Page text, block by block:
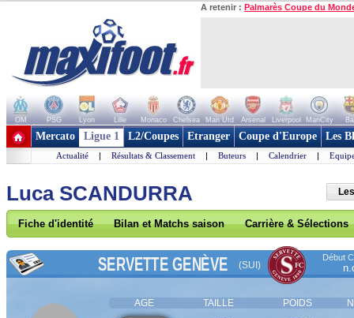
A retenir : Palmarès Coupe du
OM PSG Lyon Lille Monaco Chelsea Man Utd Arsenal Liverpool ManCity
+ de clubs
Mercato Ligue 1 L2/Coupes Etranger Coupe d'Europe Les
Actualité | Résultats & Classement | Buteurs | Calendrier |
Luca SCANDURRA
Fiche d'identité Bilan et Matchs saison Carrière & Sélections
SERVETTE GENÈVE (SUI)
Début
AGE TAILLE POIDS